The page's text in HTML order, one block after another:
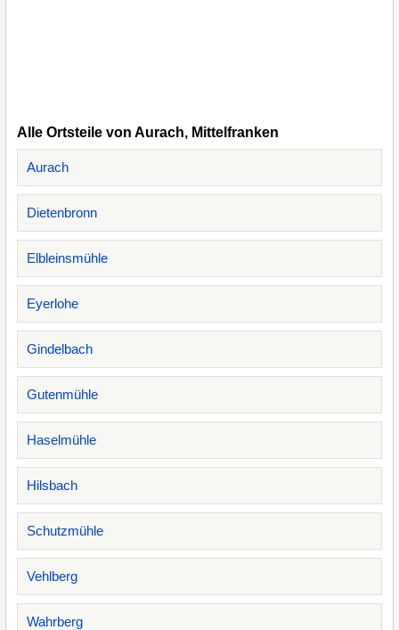
Alle Ortsteile von Aurach, Mittelfranken
Aurach
Dietenbronn
Elbleinsmühle
Eyerlohe
Gindelbach
Gutenmühle
Haselmühle
Hilsbach
Schutzmühle
Vehlberg
Wahrberg